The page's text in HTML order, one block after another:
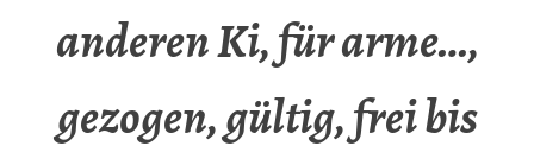
anderen Ki, für arme…,
gezogen, gültig, frei bis